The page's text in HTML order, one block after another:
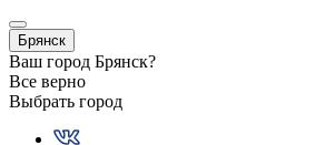
Брянск
Ваш город Брянск?
Все верно
Выбрать город